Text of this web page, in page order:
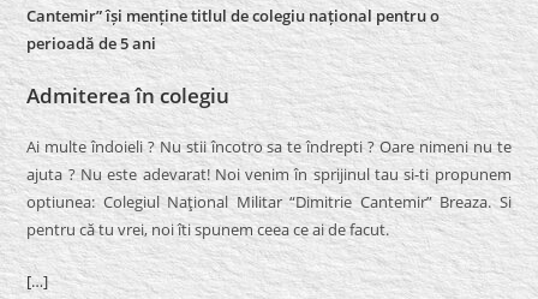
Cantemir” își menține titlul de colegiu național pentru o
perioadă de 5 ani
Admiterea în colegiu
Ai multe îndoieli ? Nu stii încotro sa te îndrepti ? Oare nimeni nu te
ajuta ? Nu este adevarat! Noi venim în sprijinul tau si-ti propunem
optiunea: Colegiul Naţional Militar “Dimitrie Cantemir” Breaza. Si
pentru că tu vrei, noi îti spunem ceea ce ai de facut.
[…]